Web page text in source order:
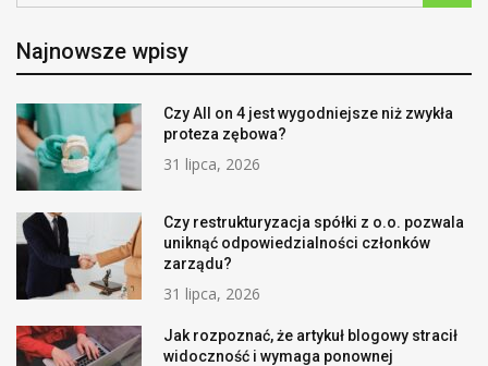
Najnowsze wpisy
Czy All on 4 jest wygodniejsze niż zwykła
proteza zębowa?
31 lipca, 2026
Czy restrukturyzacja spółki z o.o. pozwala
uniknąć odpowiedzialności członków
zarządu?
31 lipca, 2026
Jak rozpoznać, że artykuł blogowy stracił
widoczność i wymaga ponownej